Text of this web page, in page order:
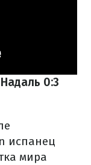
0:3
испанец
мира